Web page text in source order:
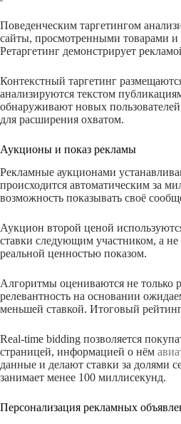
Поведенческим таргетингом
сайты, просмотренными товарами
Ретаргетинг демонстрирует
Контекстный таргетинг
анализируются текстом
обнаруживают новых
для расширения охватом.
Аукционы и показ рекламы
Рекламные аукционами
происходится автоматическим за
возможность показывать своё
Аукцион второй ценой
ставки следующим участником, а
реальной ценностью показом.
Алгоритмы оцениваются не только
релевантность на основании
меньшей ставкой. Итоговый
Real-time bidding позволяется
страницей, информацией о нём
данные и делают ставки за долями
занимает менее 100 миллисекунд.
Персонализация рекламных